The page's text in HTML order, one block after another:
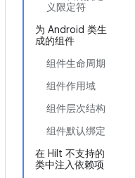
义限定符
为 Android 类生
成的组件
组件生命周期
组件作用域
组件层次结构
组件默认绑定
在 Hilt 不支持的
类中注入依赖项